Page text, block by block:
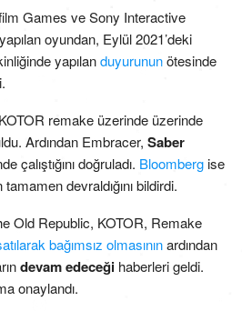
Games ve Sony Interactive
oyundan, Eylül 2021’deki
yapılanduyurununötesinde
remake üzerinde üzerinde
Ardından Embracer, Saber
çalıştığını doğruladı. Bloombergise
devraldığını bildirdi.
bağımsız olmasınınardından
devam edeceği haberleri geldi.
onaylandı.